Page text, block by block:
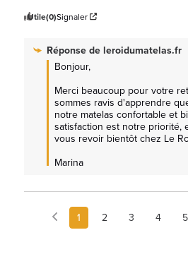
Utile(0)Signaler
Réponse de leroidumatelas.fr
Bonjour,
Merci beaucoup pour votre
sommes ravis d'apprendre
notre matelas confortable et
satisfaction est notre priorité,
vous revoir bientôt chez Le
Marina
1 2 3 4 5